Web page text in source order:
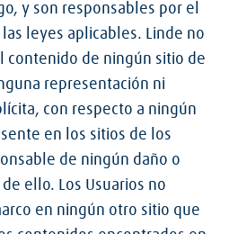
y son responsables por el
leyes aplicables. Linde no
contenido de ningún sitio de
representación ni
con respecto a ningún
en los sitios de los
de ningún daño o
ello. Los Usuarios no
en ningún otro sitio que